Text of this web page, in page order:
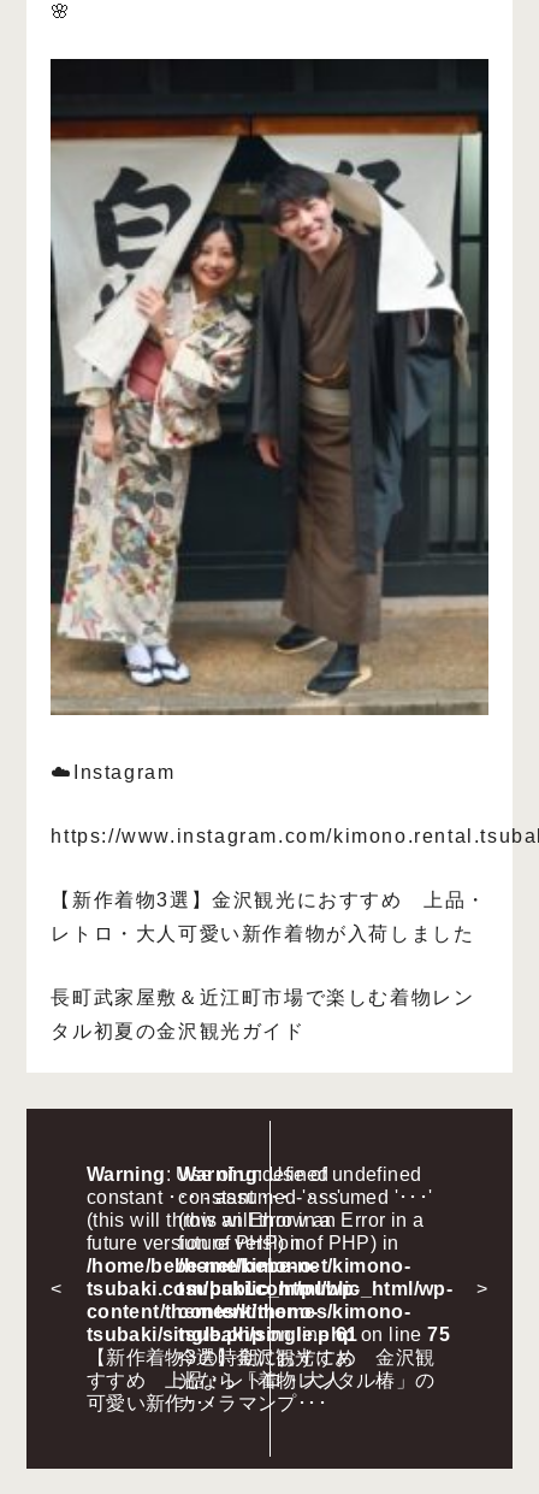
🌸
☁️Instagram
https://www.instagram.com/
【新作着物3選】金沢観光におすすめ 上品・
レトロ・大人可愛い新作着物が入荷しました
長町武家屋敷＆近江町市場で楽しむ着物レン
タル初夏の金沢観光ガイド
<
Warning: Use of undefined
constant ･･･ - assumed '･･･'
(this will throw an Error in a
future version of PHP) in
/home/bebe-net/kimono-
tsubaki.com/public_html/wp-
content/themes/kimono-
tsubaki/single.phpon line61
【新作着物3選】金沢観光にお
すすめ 上品・レトロ・大人
可愛い新作･･･
Warning: Use of undefined
constant ･･･ - assumed '･･･'
(this will throw an Error in a
future version of PHP) in
/home/bebe-net/kimono-
tsubaki.com/public_html/wp-
content/themes/kimono-
tsubaki/single.phpon line75
今の時期におすすめ 金沢観
光なら「着物レンタル椿」の
カメラマンプ･･･
>